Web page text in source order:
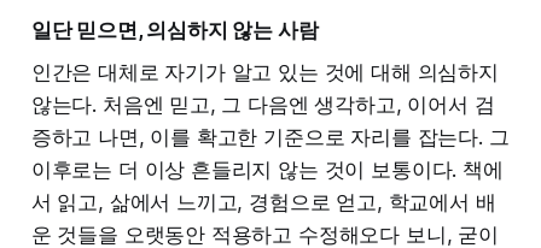
일단 믿으면, 의심하지 않는 사람
인간은 대체로 자기가 알고 있는 것에 대해 의심하지
않는다. 처음엔 믿고, 그 다음엔 생각하고, 이어서 검
증하고 나면, 이를 확고한 기준으로 자리를 잡는다. 그
이후로는 더 이상 흔들리지 않는 것이 보통이다. 책에
서 읽고, 삶에서 느끼고, 경험으로 얻고, 학교에서 배
운 것들을 오랫동안 적용하고 수정해오다 보니, 굳이